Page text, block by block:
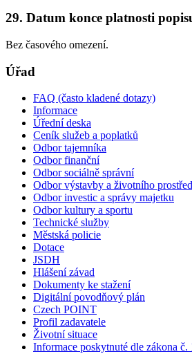
29. Datum konce platnosti
Bez časového omezení.
Úřad
FAQ (často kladené dotazy)
Informace
Úřední deska
Ceník služeb a poplatků
Odbor tajemníka
Odbor finanční
Odbor sociálně správní
Odbor výstavby a životního
Odbor investic a správy majetku
Odbor kultury a sportu
Technické služby
Městská policie
Dotace
JSDH
Hlášení závad
Dokumenty ke stažení
Digitální povodňový plán
Czech POINT
Profil zadavatele
Životní situace
Informace poskytnuté dle zákona č.